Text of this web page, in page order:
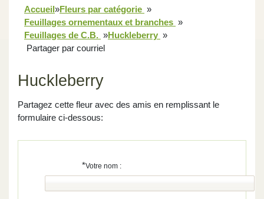
Accueil»Fleurs par catégorie »
Feuillages ornementaux et branches »
Feuillages de C.B. »Huckleberry »
Partager par courriel
Huckleberry
Partagez cette fleur avec des amis en remplissant le
formulaire ci-dessous:
*Votre nom :